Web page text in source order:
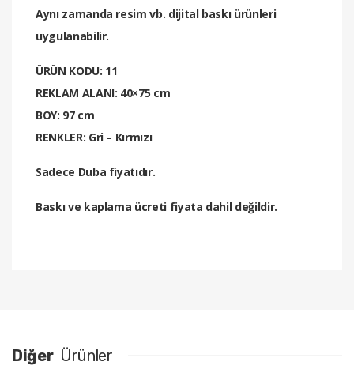
Aynı zamanda resim vb. dijital baskı ürünleri
uygulanabilir.
ÜRÜN KODU: 11
REKLAM ALANI: 40×75 cm
BOY: 97 cm
RENKLER: Gri – Kırmızı
Sadece Duba fiyatıdır.
Baskı ve kaplama ücreti fiyata dahil değildir.
Diğer Ürünler